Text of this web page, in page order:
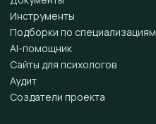
Инструменты
Подборки по специализациям
AI-помощник
Сайты для психологов
Аудит
Создатели проекта